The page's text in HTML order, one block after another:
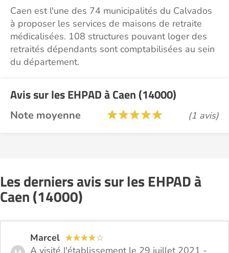
Caen est l'une des 74 municipalités du Calvados
à proposer les services de maisons de retraite
médicalisées. 108 structures pouvant loger des
retraités dépendants sont comptabilisées au sein
du département.
Avis sur les EHPAD à Caen (14000)
Note moyenne (1 avis)
Les derniers avis sur les EHPAD à
Caen (14000)
Marcel
A visité l'établissement le 29 juillet 2021 -